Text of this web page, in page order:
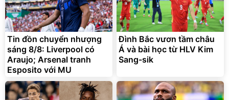
Tin đồn chuyển nhượng
sáng 8/8: Liverpool có
Araujo; Arsenal tranh
Esposito với MU
Đình Bắc vươn tầm châu
Á và bài học từ HLV Kim
Sang-sik